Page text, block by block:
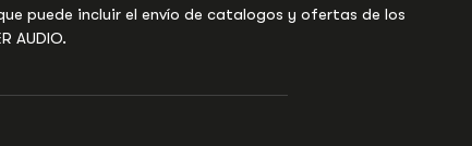
puede incluir el envío de catalogos y ofertas de los
AUDIO.